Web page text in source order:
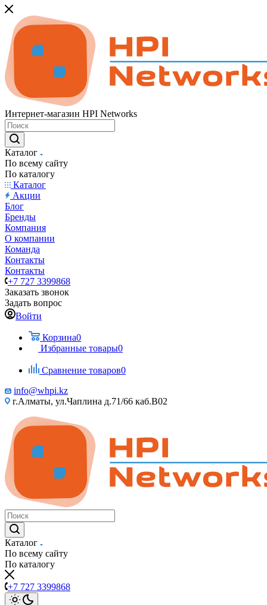
Интернет-магазин HPI Networks
Каталог
По всему сайту
По каталогу
Каталог
Акции
Блог
Бренды
Компания
О компании
Команда
Контакты
Контакты
+7 727 3399868
Заказать звонок
Задать вопрос
Войти
Корзина0
Избранные товары0
Сравнение товаров0
info@whpi.kz
г.Алматы, ул.Чаплина д.71/66 каб.B02
Каталог
По всему сайту
По каталогу
+7 727 3399868